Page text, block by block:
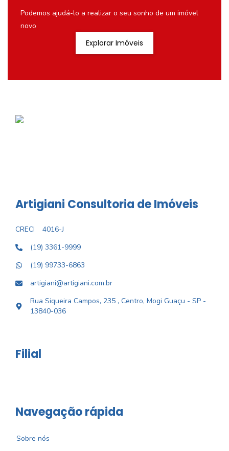
Podemos ajudá-lo a realizar o seu sonho de um imóvel
novo
Explorar Imóveis
Artigiani Consultoria de Imóveis
CRECI
4016-J
(19) 3361-9999
(19) 99733-6863
artigiani@artigiani.com.br
Rua Siqueira Campos, 235 , Centro, Mogi Guaçu - SP -
13840-036
Filial
Navegação rápida
Sobre nós